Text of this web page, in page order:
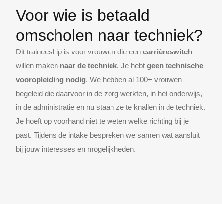
Voor wie is betaald
omscholen naar techniek?
Dit traineeship is voor vrouwen die een carrièreswitch
willen maken naar de techniek. Je hebt geen technische
vooropleiding nodig. We hebben al 100+ vrouwen
begeleid die daarvoor in de zorg werkten, in het onderwijs,
in de administratie en nu staan ze te knallen in de techniek.
Je hoeft op voorhand niet te weten welke richting bij je
past. Tijdens de intake bespreken we samen wat aansluit
bij jouw interesses en mogelijkheden.